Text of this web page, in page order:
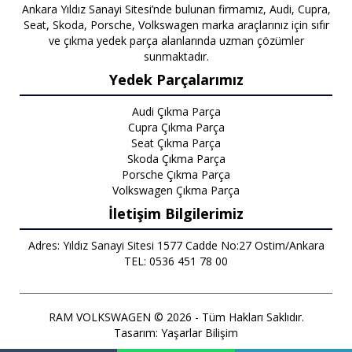
Ankara Yıldız Sanayi Sitesi’nde bulunan firmamız, Audi, Cupra,
Seat, Skoda, Porsche, Volkswagen marka araçlarınız için sıfır
ve çıkma yedek parça alanlarında uzman çözümler
sunmaktadır.
Yedek Parçalarımız
Audi Çıkma Parça
Cupra Çıkma Parça
Seat Çıkma Parça
Skoda Çıkma Parça
Porsche Çıkma Parça
Volkswagen Çıkma Parça
İletişim Bilgilerimiz
Adres: Yıldız Sanayi Sitesi 1577 Cadde No:27 Ostim/Ankara
TEL: 0536 451 78 00
RAM VOLKSWAGEN © 2026 - Tüm Hakları Saklıdır.
Tasarım: Yaşarlar Bilişim